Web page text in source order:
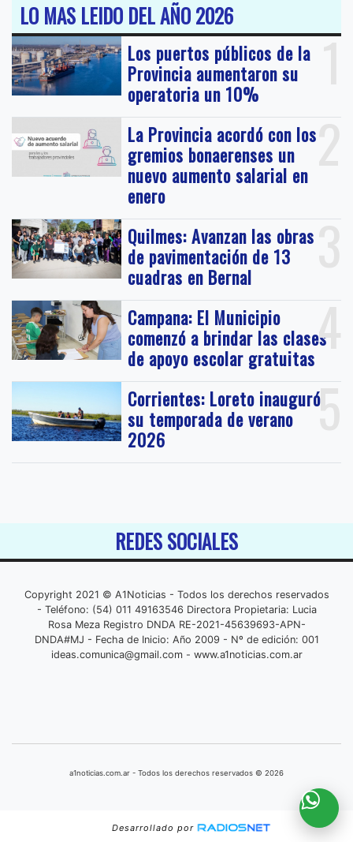
LO MAS LEIDO DEL AÑO 2026
1
Los puertos públicos de la
Provincia aumentaron su
operatoria un 10%
2
La Provincia acordó con los
gremios bonaerenses un
nuevo aumento salarial en
enero
3
Quilmes: Avanzan las obras
de pavimentación de 13
cuadras en Bernal
4
Campana: El Municipio
comenzó a brindar las clases
de apoyo escolar gratuitas
5
Corrientes: Loreto inauguró
su temporada de verano
2026
REDES SOCIALES
Copyright 2021 © A1Noticias - Todos los derechos reservados
- Teléfono: (54) 011 49163546 Directora Propietaria: Lucia
Rosa Meza Registro DNDA RE-2021-45639693-APN-
DNDA#MJ - Fecha de Inicio: Año 2009 - Nº de edición: 001
ideas.comunica@gmail.com- www.a1noticias.com.ar
a1noticias.com.ar - Todos los derechos reservados © 2026
Desarrollado por